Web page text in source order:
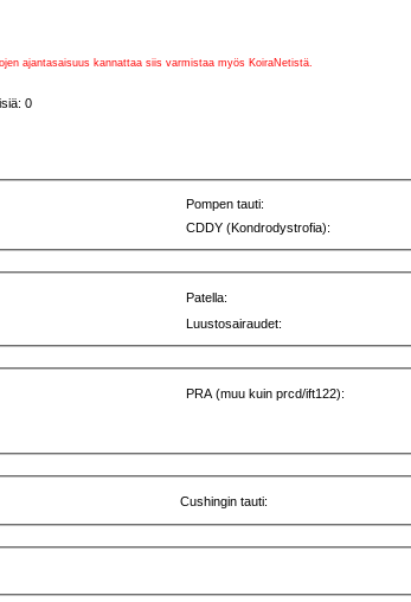
ajantasaisuus kannattaa siis varmistaa myös KoiraNetistä.
0
Pompen tauti:
CDDY (Kondrodystrofia):
Patella:
Luustosairaudet:
PRA (muu kuin prcd/ift122):
Cushingin tauti: